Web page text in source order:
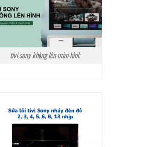
tivi sony không lên màn hình